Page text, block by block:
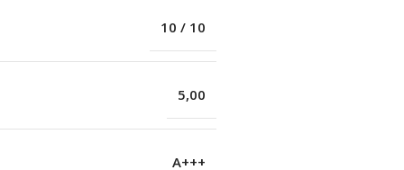
10 / 10
5,00
A+++